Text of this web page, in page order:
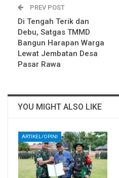
PREV POST
Di Tengah Terik dan
Debu, Satgas TMMD
Bangun Harapan Warga
Lewat Jembatan Desa
Pasar Rawa
YOU MIGHT ALSO LIKE
ARTIKEL/OPINI